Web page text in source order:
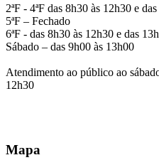
2ªF - 4ªF das 8h30 às 12h30 e
5ªF – Fechado
6ªF - das 8h30 às 12h30 e das
Sábado – das 9h00 às 13h00
Atendimento ao público ao
12h30
Mapa